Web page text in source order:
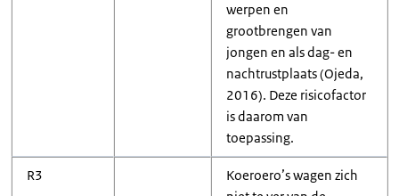
werpen en
grootbrengen van
jongen en als dag- en
nachtrustplaats (Ojeda,
2016). Deze risicofactor
is daarom van
toepassing.
R3
Koeroero’s wagen zich